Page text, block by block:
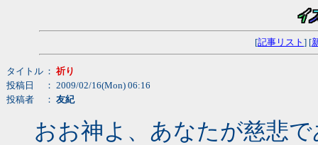
[記事リスト ] [
タイトル ： 祈り
投稿日
： 2009/02/16(Mon) 06:16
投稿者
： 友紀
おお神よ、あなたが慈悲